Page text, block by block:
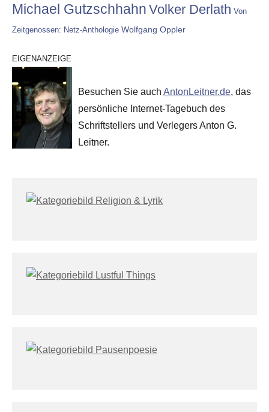
Michael Gutzschhahn Volker Derlath Von
Zeitgenossen: Netz-Anthologie Wolfgang Oppler
EIGENANZEIGE
Besuchen Sie auch AntonLeitner.de, das
persönliche Internet-Tagebuch des
Schriftstellers und Verlegers Anton G.
Leitner.